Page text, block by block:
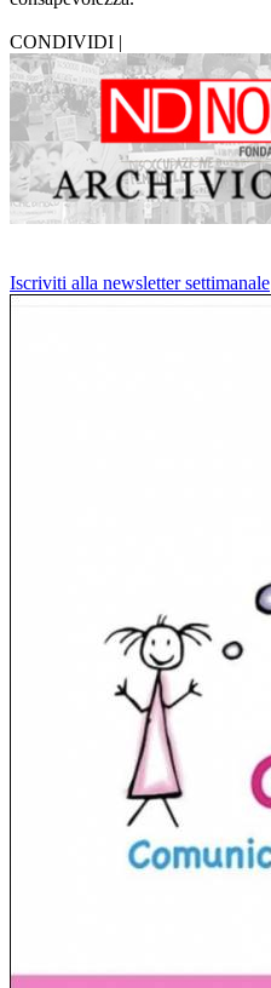
CONDIVIDI |
Iscriviti alla newsletter settimanale